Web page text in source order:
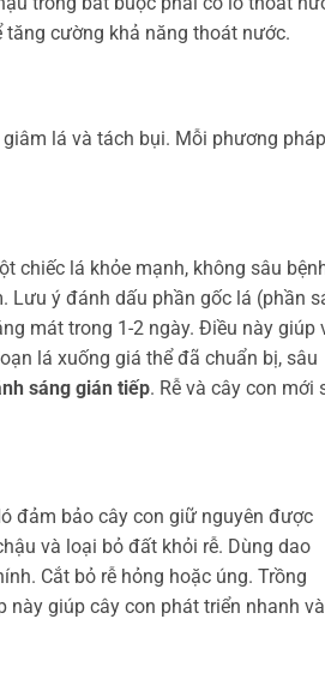
cường khả năng thoát nước.
lá và tách bụi. Mỗi phương
chiếc lá khỏe mạnh, không sâu
Lưu ý đánh dấu phần gốc lá (phần
mát trong 1-2 ngày. Điều này giúp
lá xuống giá thể đã chuẩn bị, sâu
sáng gián tiếp. Rễ và cây con mới
đảm bảo cây con giữ nguyên được
và loại bỏ đất khỏi rễ. Dùng dao
Cắt bỏ rễ hỏng hoặc úng. Trồng
giúp cây con phát triển nhanh và